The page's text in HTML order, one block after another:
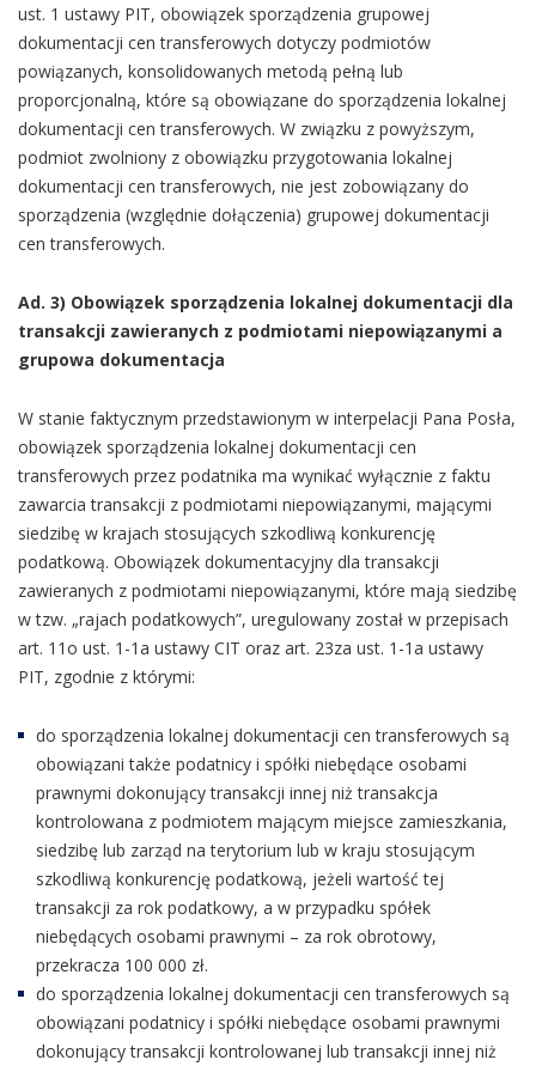
ust. 1 ustawy PIT, obowiązek sporządzenia grupowej
dokumentacji cen transferowych dotyczy podmiotów
powiązanych, konsolidowanych metodą pełną lub
proporcjonalną, które są obowiązane do sporządzenia lokalnej
dokumentacji cen transferowych. W związku z powyższym,
podmiot zwolniony z obowiązku przygotowania lokalnej
dokumentacji cen transferowych, nie jest zobowiązany do
sporządzenia (względnie dołączenia) grupowej dokumentacji
cen transferowych.
Ad. 3) Obowiązek sporządzenia lokalnej dokumentacji dla
transakcji zawieranych z podmiotami niepowiązanymi a
grupowa dokumentacja
W stanie faktycznym przedstawionym w interpelacji Pana Posła,
obowiązek sporządzenia lokalnej dokumentacji cen
transferowych przez podatnika ma wynikać wyłącznie z faktu
zawarcia transakcji z podmiotami niepowiązanymi, mającymi
siedzibę w krajach stosujących szkodliwą konkurencję
podatkową. Obowiązek dokumentacyjny dla transakcji
zawieranych z podmiotami niepowiązanymi, które mają siedzibę
w tzw. „rajach podatkowych”, uregulowany został w przepisach
art. 11o ust. 1-1a ustawy CIT oraz art. 23za ust. 1-1a ustawy
PIT, zgodnie z którymi:
do sporządzenia lokalnej dokumentacji cen transferowych są
obowiązani także podatnicy i spółki niebędące osobami
prawnymi dokonujący transakcji innej niż transakcja
kontrolowana z podmiotem mającym miejsce zamieszkania,
siedzibę lub zarząd na terytorium lub w kraju stosującym
szkodliwą konkurencję podatkową, jeżeli wartość tej
transakcji za rok podatkowy, a w przypadku spółek
niebędących osobami prawnymi – za rok obrotowy,
przekracza 100 000 zł.
do sporządzenia lokalnej dokumentacji cen transferowych są
obowiązani podatnicy i spółki niebędące osobami prawnymi
dokonujący transakcji kontrolowanej lub transakcji innej niż